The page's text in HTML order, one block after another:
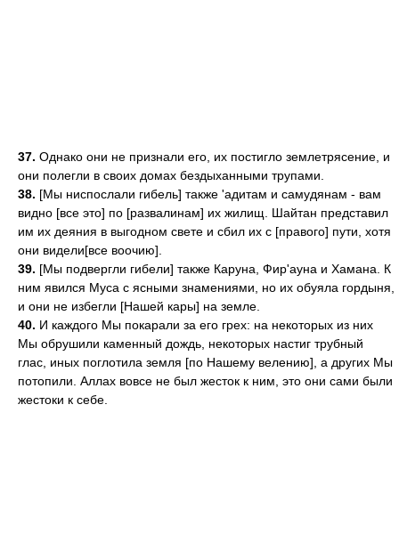
37. Однако они не признали его, их постигло землетрясение, и
они полегли в своих домах бездыханными трупами.
38. [Мы ниспослали гибель] также 'адитам и самудянам - вам
видно [все это] по [развалинам] их жилищ. Шайтан представил
им их деяния в выгодном свете и сбил их с [правого] пути, хотя
они видели[все воочию].
39. [Мы подвергли гибели] также Каруна, Фир'ауна и Хамана. К
ним явился Муса с ясными знамениями, но их обуяла гордыня,
и они не избегли [Нашей кары] на земле.
40. И каждого Мы покарали за его грех: на некоторых из них
Мы обрушили каменный дождь, некоторых настиг трубный
глас, иных поглотила земля [по Нашему велению], а других Мы
потопили. Аллах вовсе не был жесток к ним, это они сами были
жестоки к себе.